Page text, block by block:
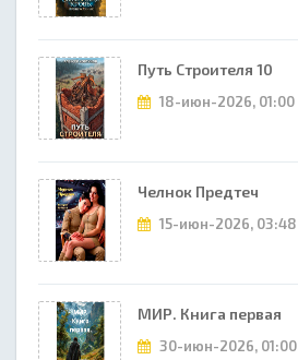
Путь Строителя 10
18-июн-2026, 01:00
Челнок Предтеч
15-июн-2026, 03:48
МИР. Книга первая
30-июн-2026, 01:00